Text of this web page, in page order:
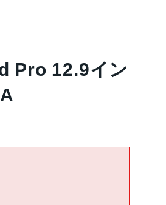
Pro 12.9イン